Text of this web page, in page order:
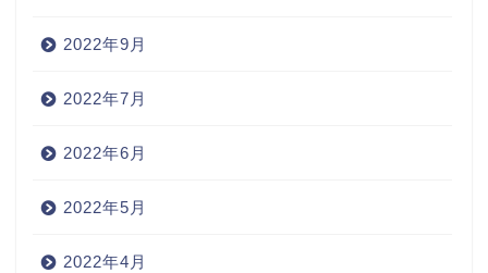
2022年9月
2022年7月
2022年6月
2022年5月
2022年4月